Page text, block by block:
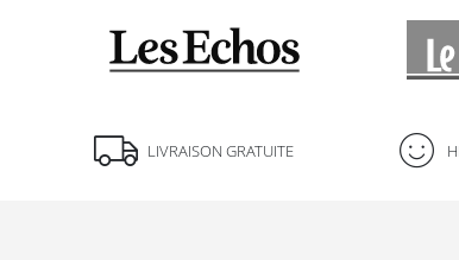
LIVRAISON GRATUITE